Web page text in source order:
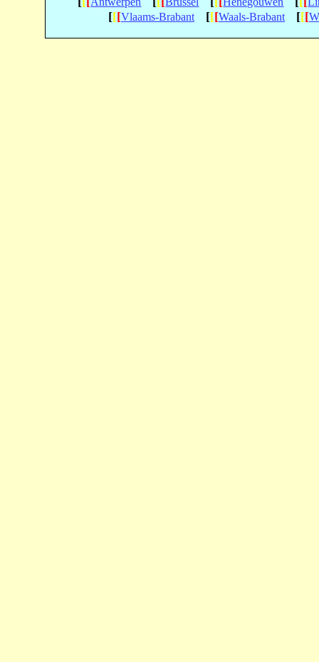
[[[Vlaams-Brabant [[[Waals-Brabant [[[